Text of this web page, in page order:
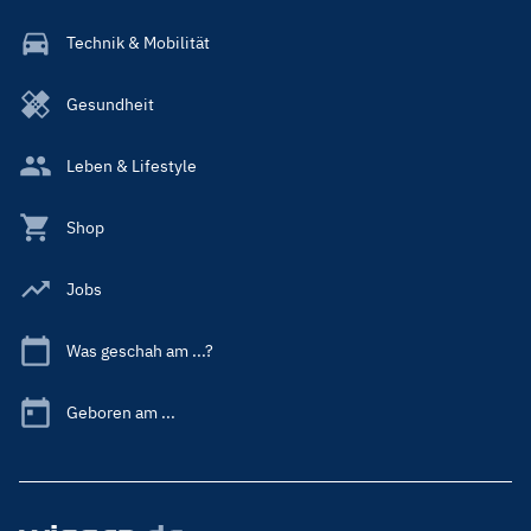
Technik & Mobilität
Gesundheit
Leben & Lifestyle
Shop
Jobs
Was geschah am ...?
Geboren am ...